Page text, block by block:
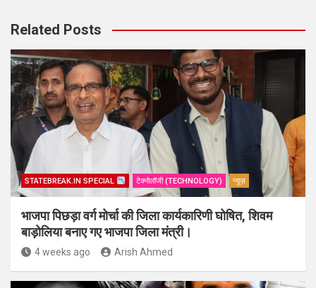
Related Posts
STATEBREAK.IN SPECIAL टेक्नोलॉजी (TECHNOLOGY) न्यूज़
भाजपा पिछड़ा वर्ग मोर्चा की जिला कार्यकारिणी घोषित, शिवम
बाड़ोलिया बनाए गए भाजपा जिला मंत्री।
4 weeks ago Arish Ahmed